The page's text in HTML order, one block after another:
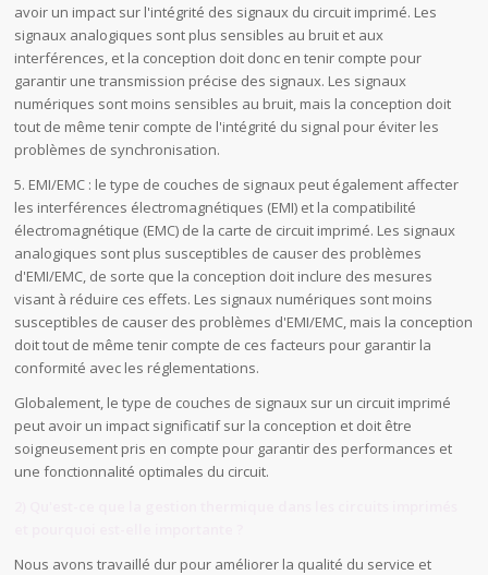
avoir un impact sur l'intégrité des signaux du circuit imprimé. Les
signaux analogiques sont plus sensibles au bruit et aux
interférences, et la conception doit donc en tenir compte pour
garantir une transmission précise des signaux. Les signaux
numériques sont moins sensibles au bruit, mais la conception doit
tout de même tenir compte de l'intégrité du signal pour éviter les
problèmes de synchronisation.
5. EMI/EMC : le type de couches de signaux peut également affecter
les interférences électromagnétiques (EMI) et la compatibilité
électromagnétique (EMC) de la carte de circuit imprimé. Les signaux
analogiques sont plus susceptibles de causer des problèmes
d'EMI/EMC, de sorte que la conception doit inclure des mesures
visant à réduire ces effets. Les signaux numériques sont moins
susceptibles de causer des problèmes d'EMI/EMC, mais la conception
doit tout de même tenir compte de ces facteurs pour garantir la
conformité avec les réglementations.
Globalement, le type de couches de signaux sur un circuit imprimé
peut avoir un impact significatif sur la conception et doit être
soigneusement pris en compte pour garantir des performances et
une fonctionnalité optimales du circuit.
Nous avons travaillé dur pour améliorer la qualité du service et